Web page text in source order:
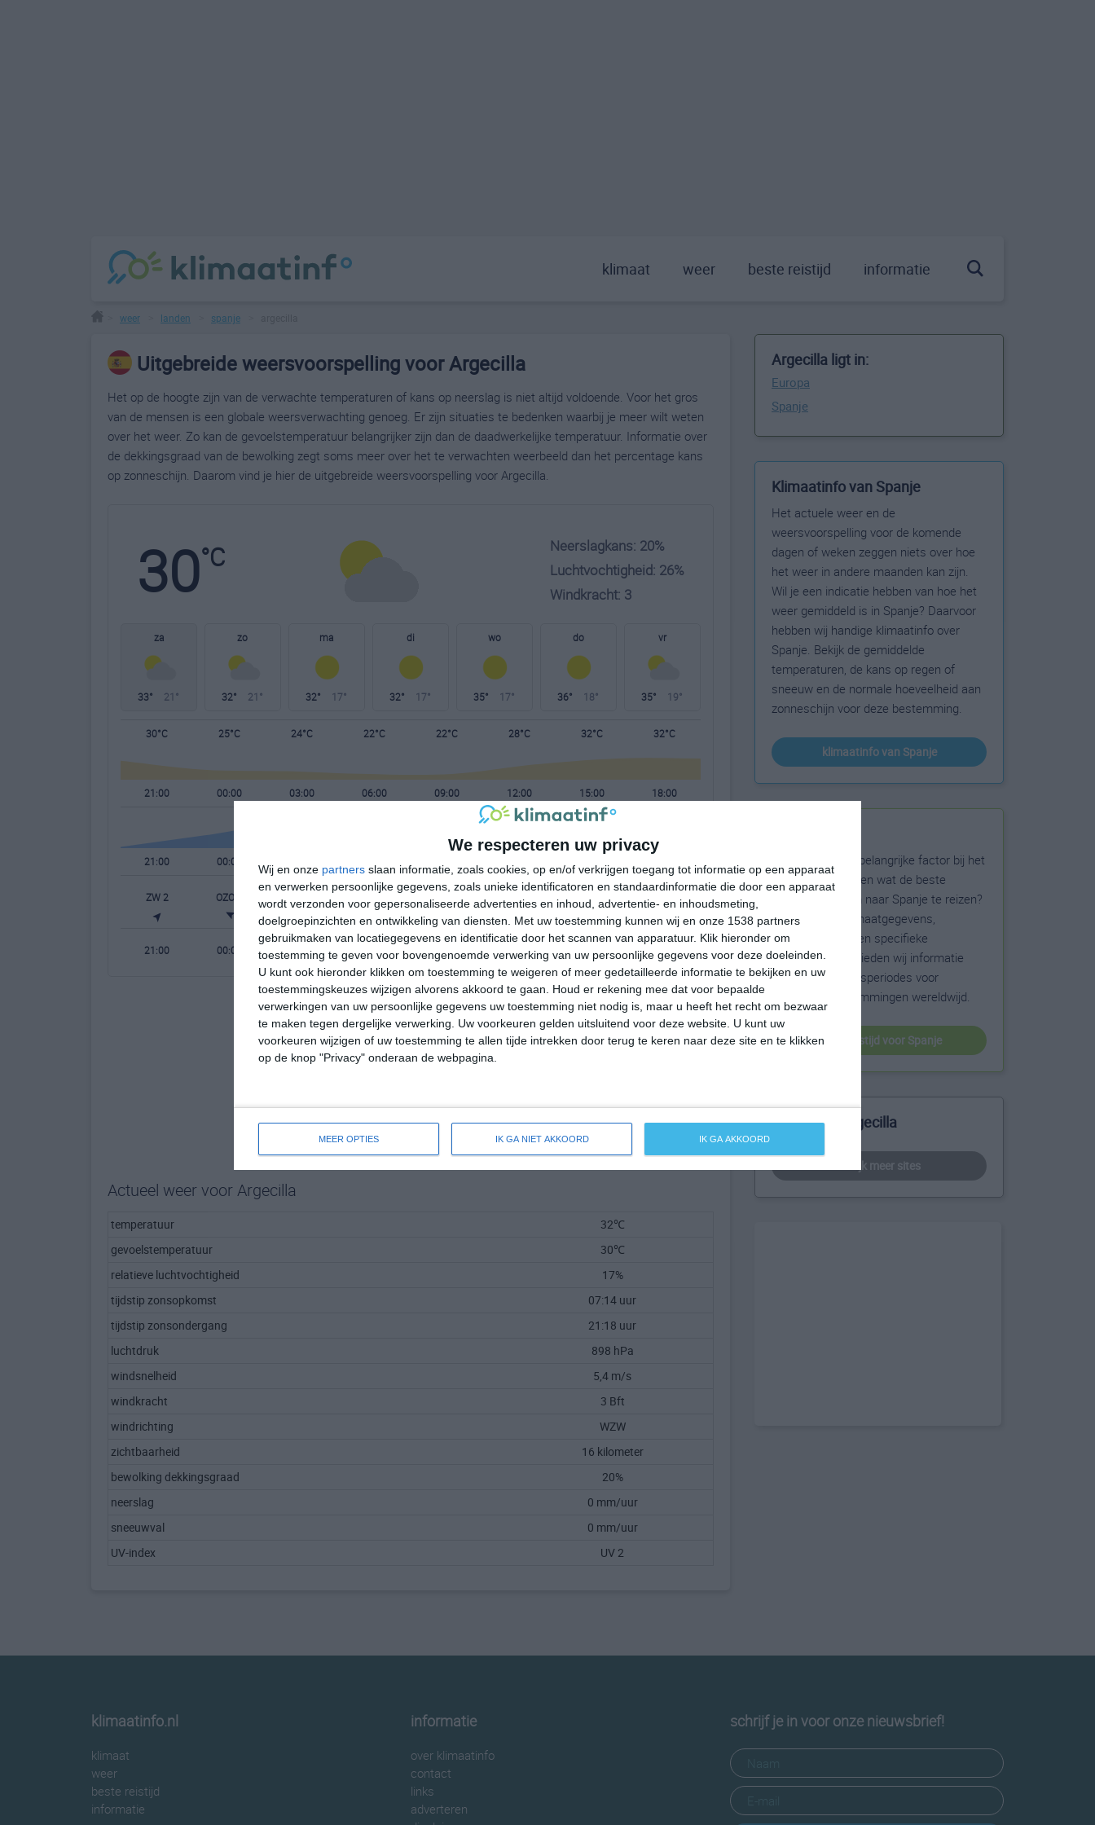
We respecteren uw privacy
Wij en onze partners slaan informatie, zoals cookies, op en/of verkrijgen toegang tot informatie op een apparaat
en verwerken persoonlijke gegevens, zoals unieke identificatoren en standaardinformatie die door een apparaat
wordt verzonden voor gepersonaliseerde advertenties en inhoud, advertentie- en inhoudsmeting,
doelgroepinzichten en ontwikkeling van diensten.
Met uw toestemming kunnen wij en onze 1538 partners
gebruikmaken van locatiegegevens en identificatie door het scannen van apparatuur. Klik hieronder om
toestemming te geven voor bovengenoemde verwerking van uw persoonlijke gegevens voor deze doeleinden.
U kunt ook hieronder klikken om toestemming te weigeren of meer gedetailleerde informatie te bekijken en uw
toestemmingskeuzes wijzigen alvorens akkoord te gaan.
Houd er rekening mee dat voor bepaalde
verwerkingen van uw persoonlijke gegevens uw toestemming niet nodig is, maar u heeft het recht om bezwaar
te maken tegen dergelijke verwerking. Uw voorkeuren gelden uitsluitend voor deze website. U kunt uw
voorkeuren wijzigen of uw toestemming te allen tijde intrekken door terug te keren naar deze site en te klikken
op de knop "Privacy" onderaan de webpagina.
MEER OPTIES IK GA NIET AKKOORD IK GA AKKOORD
klimaat weer beste reistijd informatie
weer landen spanje
Uitgebreide weersvoorspelling voor Argecilla
Het op de hoogte zijn van de verwachte temperaturen of kans op neerslag is niet altijd voldoende. Voor het gros
van de mensen is een globale weersverwachting genoeg. Er zijn situaties te bedenken waarbij je meer wilt weten
over het weer. Zo kan de gevoelstemperatuur belangrijker zijn dan de daadwerkelijke temperatuur. Informatie over
de dekkingsgraad van de bewolking zegt soms meer over het te verwachten weerbeeld dan het percentage kans
op zonneschijn. Daarom vind je hier de uitgebreide weersvoorspelling voor Argecilla.
30°C
Neerslagkans: 20%
Luchtvochtigheid: 26%
Windkracht: 3
za
33° 21°
zo
32° 21°
ma
32° 17°
di
32° 17°
wo
35° 17°
do
36° 18°
vr
35° 19°
30°C 25°C 24°C 22°C 22°C 28°C 32°C 32°C
21:00 00:00 03:00 06:00 09:00 12:00 15:00 18:00
21:00 00:00
ZW 2 OZO 1 ZZO 2 ZZO 1 ZZW 3 ZW 4 WZW 4
21:00 00:00 03:00 12:00
Actueel weer voor Argecilla
temperatuur
32℃
gevoelstemperatuur
30℃
relatieve luchtvochtigheid
17%
tijdstip zonsopkomst
07:14 uur
tijdstip zonsondergang
21:18 uur
luchtdruk
898 hPa
windsnelheid
5,4 m/s
windkracht
3 Bft
windrichting
WZW
zichtbaarheid
16 kilometer
bewolking dekkingsgraad
20%
neerslag
0 mm/uur
sneeuwval
0 mm/uur
UV-index
UV 2
Argecilla ligt in:
Europa
Spanje
Klimaatinfo van Spanje
Het actuele weer en de
weersvoorspelling voor de komende
dagen of weken zeggen niets over hoe
het weer in andere maanden kan zijn.
Wil je een indicatie hebben van hoe het
weer gemiddeld is in Spanje? Daarvoor
hebben wij handige klimaatinfo over
Spanje. Bekijk de gemiddelde
temperaturen, de kans op regen of
sneeuw en de normale hoeveelheid aan
zonneschijn voor deze bestemming.
klimaatinfo van Spanje
Het weer is een belangrijke factor bij het
reizen. Wil je weten wat de beste
maanden zijn om naar Spanje te reizen?
Op basis van klimaatgegevens,
weersextremen en specifieke
weerinformatie bieden wij informatie
over de beste reisperiodes voor
duizenden bestemmingen wereldwijd.
beste reistijd voor Spanje
Meer over Argecilla
bekijk meer sites
klimaatinfo.nl
klimaat
weer
beste reistijd
informatie
informatie
over klimaatinfo
contact
links
adverteren
schrijf je in voor onze nieuwsbrief!